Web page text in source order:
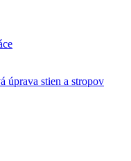
úprava stien a stropov